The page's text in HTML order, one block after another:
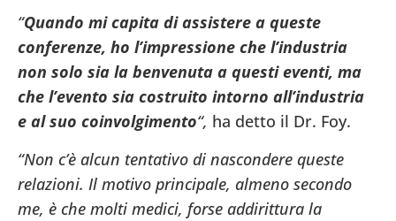
“Quando mi capita di assistere a queste
conferenze, ho l’impressione che l’industria
non solo sia la benvenuta a questi eventi, ma
che l’evento sia costruito intorno all’industria
e al suo coinvolgimento“, ha detto il Dr. Foy.
“Non c’è alcun tentativo di nascondere queste
relazioni. Il motivo principale, almeno secondo
me, è che molti medici, forse addirittura la